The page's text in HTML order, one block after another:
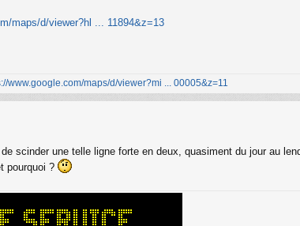
maps/d/viewer?hl ... 11894&z=13
www.google.com/maps/d/viewer?mi ... 00005&z=11
scinder une telle ligne forte en deux, quasiment du jour au
pourquoi ?